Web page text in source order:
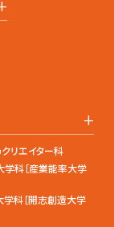
+
クリエイター科
学科［産業能率大学
科［開志創造大学